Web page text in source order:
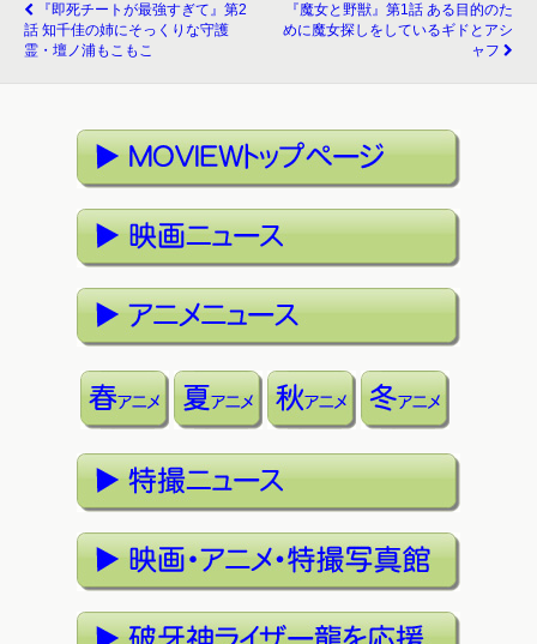
『即死チートが最強すぎて』第2
話 知千佳の姉にそっくりな守護
霊・壇ノ浦もこもこ
『魔女と野獣』第1話 ある目的のた
めに魔女探しをしているギドとアシ
ャフ